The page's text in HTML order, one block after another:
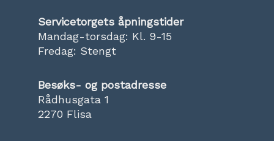
Servicetorgets åpningstider
Mandag-torsdag: Kl. 9-15
Fredag: Stengt
Besøks- og postadresse
Rådhusgata 1
2270 Flisa